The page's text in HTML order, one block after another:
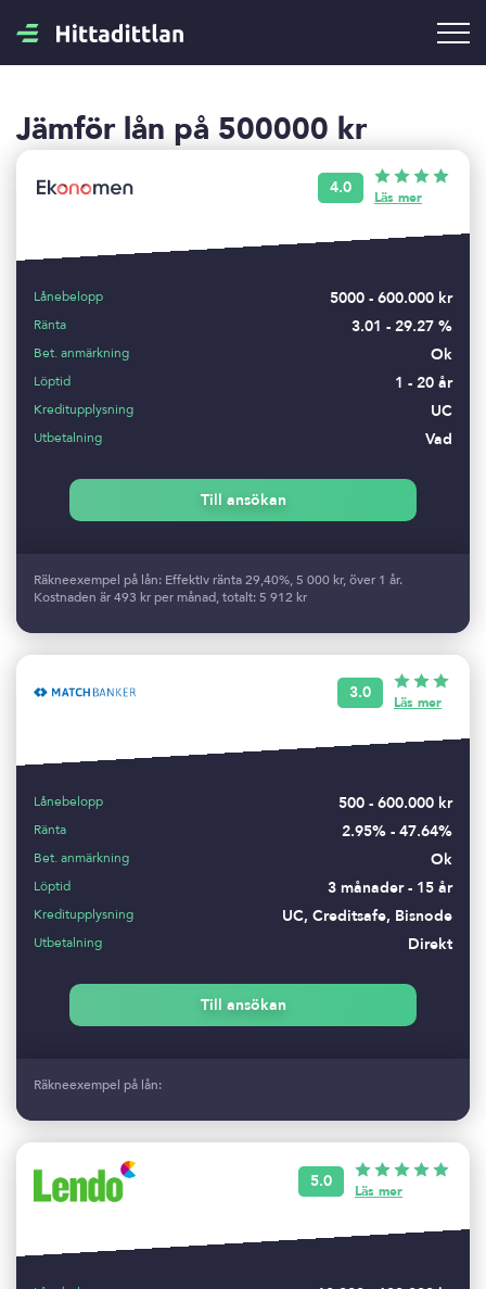
Jämför lån på 500000 kr
4.0
Läs mer
Lånebelopp 5000 - 600.000 kr
Ränta 3.01 - 29.27 %
Bet. anmärkning Ok
Löptid 1 - 20 år
Kreditupplysning UC
Utbetalning Vad
Till ansökan
Räkneexempel på lån: Effektiv ränta 29,40%, 5 000 kr, över 1 år.
Kostnaden är 493 kr per månad, totalt: 5 912 kr
3.0
Läs mer
Lånebelopp 500 - 600.000 kr
Ränta 2.95% - 47.64%
Bet. anmärkning Ok
Löptid 3 månader - 15 år
Kreditupplysning UC, Creditsafe, Bisnode
Utbetalning Direkt
Till ansökan
Räkneexempel på lån:
5.0
Läs mer